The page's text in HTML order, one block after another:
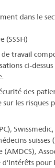
dans le
(SSSH)
travail
ci-dessus
des
les risques
Swissmedic,
suisses
d’intérêts